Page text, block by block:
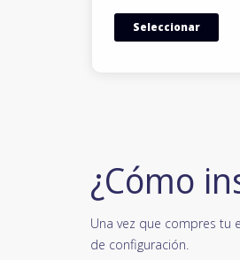
Seleccionar
¿Cómo
Una vez que compres tu
de configuración.